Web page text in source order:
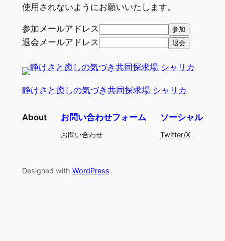
使用されないようにお願いいたします。
参加メールアドレス
退会メールアドレス
静けさと癒しの気づき共同探求場 シャリカ
About お問い合わせフォーム
お問い合わせ
ソーシャル
Twitter/X
Designed with WordPress